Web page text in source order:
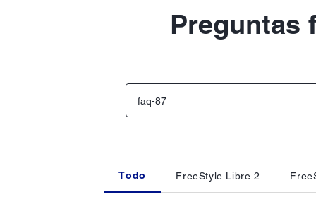
Preguntas
Todo FreeStyle Libre 2